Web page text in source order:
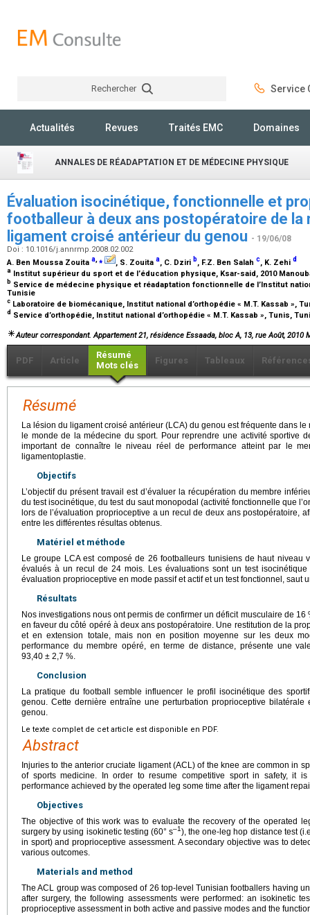
Rechercher Service
Actualités Revues Traités EMC Domaines
ANNALES DE RÉADAPTATION ET DE MÉDECINE PHYSIQUE
Évaluation isocinétique, fonctionnelle et
footballeur à deux ans postopératoire de
ligament croisé antérieur du genou - 19/06/08
Doi : 10.1016/j.annrmp.2008.02.002
A. Ben Moussa Zouita a,⁎ , S. Zouita a, C. Dziri b, F.Z. Ben Salah c, K. Zehi d
a Institut supérieur du sport et de l’éducation physique, Ksar-said, 2010
b Service de médecine physique et réadaptation fonctionnelle de l’Institut
Tunisie
c Laboratoire de biomécanique, Institut national d’orthopédie « M.T. Kassab »,
d Service d’orthopédie, Institut national d’orthopédie « M.T. Kassab », Tunis,
Auteur correspondant. Appartement 21, résidence Essaada, bloc A, 13, rue Août, 2010
PDF Article
Résumé
Mots clés
Figures Tableaux
Résumé
La lésion du ligament croisé antérieur (LCA) du genou est fréquente dans
le monde de la médecine du sport. Pour reprendre une activité sportive
important de connaître le niveau réel de performance atteint par le
ligamentoplastie.
Objectifs
L’objectif du présent travail est d’évaluer la récupération du membre
du test isocinétique, du test du saut monopodal (activité fonctionnelle que
lors de l’évaluation proprioceptive a un recul de deux ans postopératoire,
entre les différentes résultas obtenus.
Matériel et méthode
Le groupe LCA est composé de 26 footballeurs tunisiens de haut niveau
évalués à un recul de 24 mois. Les évaluations sont un test
évaluation proprioceptive en mode passif et actif et un test fonctionnel, saut
Résultats
Nos investigations nous ont permis de confirmer un déficit musculaire de
en faveur du côté opéré à deux ans postopératoire. Une restitution de la
et en extension totale, mais non en position moyenne sur les deux
performance du membre opéré, en terme de distance, présente une
93,40 ± 2,7 %.
Conclusion
La pratique du football semble influencer le profil isocinétique des
genou. Cette dernière entraîne une perturbation proprioceptive
genou.
Le texte complet de cet article est disponible en PDF.
Abstract
Injuries to the anterior cruciate ligament (ACL) of the knee are common in
of sports medicine. In order to resume competitive sport in safety, it
performance achieved by the operated leg some time after the ligament
Objectives
The objective of this work was to evaluate the recovery of the operated
surgery by using isokinetic testing (60° s–1), the one-leg hop distance test
in sport) and proprioceptive assessment. A secondary objective was to
various outcomes.
Materials and method
The ACL group was composed of 26 top-level Tunisian footballers having
after surgery, the following assessments were performed: an isokinetic
proprioceptive assessment in both active and passive modes and the